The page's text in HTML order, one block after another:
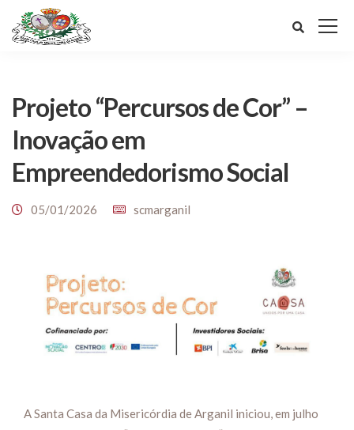
Projeto “Percursos de Cor” –
Inovação em
Empreendedorismo Social
05/01/2026 scmarganil
A Santa Casa da Misericórdia de Arganil iniciou, em julho